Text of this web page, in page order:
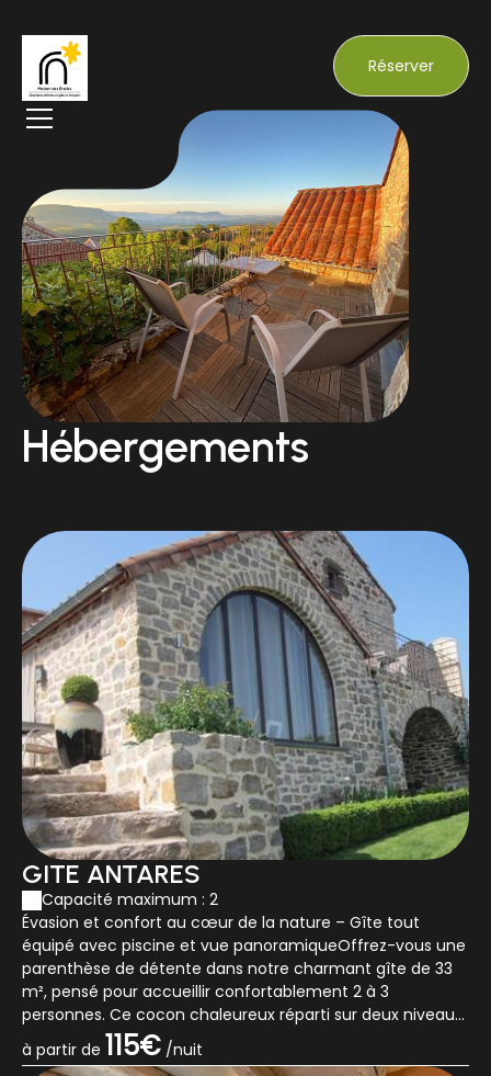
Réserver
Hébergements
GITE ANTARES
Capacité maximum : 2
Évasion et confort au cœur de la nature – Gîte tout
équipé avec piscine et vue panoramiqueOffrez-vous une
parenthèse de détente dans notre charmant gîte de 33
m², pensé pour accueillir confortablement 2 à 3
personnes. Ce cocon chaleureux réparti sur deux niveaux
allie authenticité, modernité et tout...
à partir de 115€ /nuit